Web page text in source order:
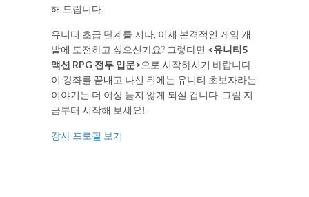
해 드립니다.
유니티 초급 단계를 지나, 이제 본격적인 게임 개
발에 도전하고 싶으신가요? 그렇다면 <유니티5
액션 RPG 전투 입문>으로 시작하시기 바랍니다.
이 강좌를 끝내고 나신 뒤에는 유니티 초보자라는
이야기는 더 이상 듣지 않게 되실 겁니다. 그럼 지
금부터 시작해 보세요!
강사 프로필 보기